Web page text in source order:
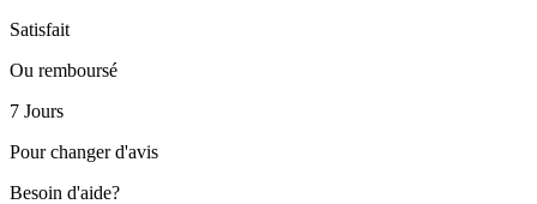
Satisfait
Ou remboursé
7 Jours
Pour changer d'avis
Besoin d'aide?